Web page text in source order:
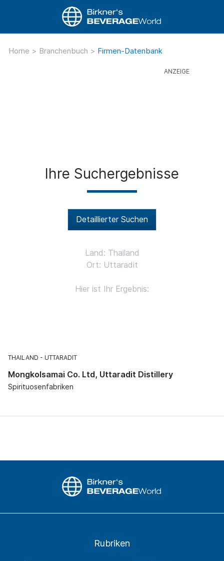
Home > Branchenbuch > Firmen-Datenbank
Ihre Suchergebnisse
Detaillierter Suchen
Land: Thailand
Ort: Uttaradit
Hier ist Ihr Ergebnis:
THAILAND UTTARADIT
Mongkolsamai Co. Ltd, Uttaradit Distillery
Spirituosenfabriken
Rubriken